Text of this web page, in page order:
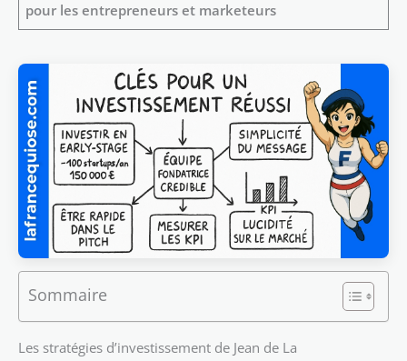
pour les entrepreneurs et marketeurs
Sommaire
Les stratégies d’investissement de Jean de La